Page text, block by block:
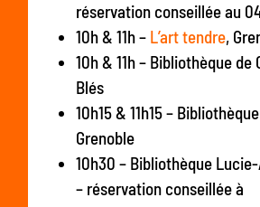
réservation conseillée au
10h & 11h –L’art tendre,
10h & 11h – Bibliothèque
Blés
10h15 & 11h15 –
Grenoble
10h30 – Bibliothèque
– réservation conseillée à